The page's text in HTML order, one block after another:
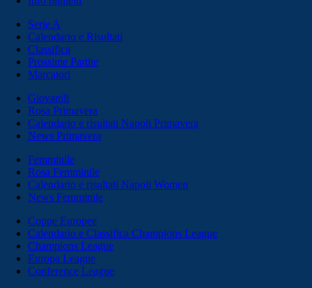
Serie A
Calendario e Risultati
Classifica
Prossime Partite
Marcatori
Giovanili
Rosa Primavera
Calendario e risultati Napoli Primavera
News Primavera
Femminile
Rosa Femminile
Calendario e risultati Napoli Women
News Femminile
Coppe Europee
Calendario e Classifica Champions League
Champions League
Europa League
Conference League